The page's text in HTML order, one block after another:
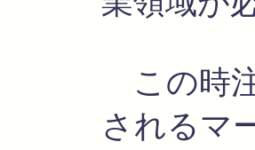
この時
されるマ